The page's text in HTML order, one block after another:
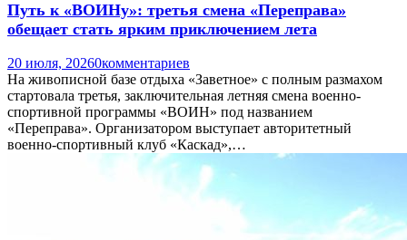
Путь к «ВОИНу»: третья смена «Переправа»
обещает стать ярким приключением лета
20 июля, 20260комментариев
На живописной базе отдыха «Заветное» с полным размахом
стартовала третья, заключительная летняя смена военно-
спортивной программы «ВОИН» под названием
«Переправа». Организатором выступает авторитетный
военно-спортивный клуб «Каскад»,…